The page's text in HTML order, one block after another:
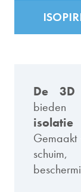
De 3D
bieden
isolatie